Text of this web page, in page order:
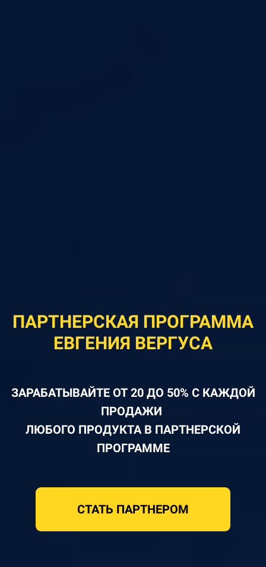
ПАРТНЕРСКАЯ ПРОГРАММА
ЕВГЕНИЯ ВЕРГУСА
ЗАРАБАТЫВАЙТЕ ОТ 20 ДО 50% С КАЖДОЙ
ПРОДАЖИ
ЛЮБОГО ПРОДУКТА В ПАРТНЕРСКОЙ
ПРОГРАММЕ
СТАТЬ ПАРТНЕРОМ